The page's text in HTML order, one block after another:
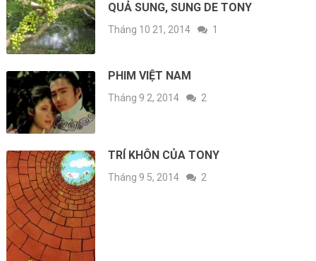
QUẢ SUNG, SUNG DE TONY
Tháng 10 21, 2014 1
PHIM VIỆT NAM
Tháng 9 2, 2014 2
TRÍ KHÔN CỦA TONY
Tháng 9 5, 2014 2